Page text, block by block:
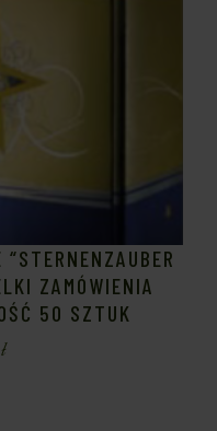
ZAMÓWIENIA
50 SZTUK